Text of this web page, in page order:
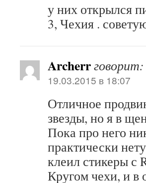
у них открылся
3, Чехия .
Archerrговорит:
19.03.2015 в 18:07
Отличное
звезды, но я в
Пока про него
практически
клеил стикеры с
Кругом чехи, и